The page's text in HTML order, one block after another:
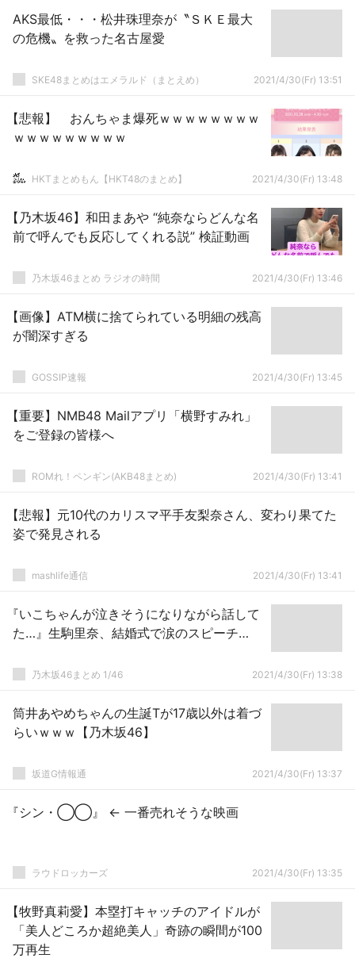
AKS最低・・・松井珠理奈が〝ＳＫＥ最大
の危機〟を救った名古屋愛
SKE48まとめはエメラルド（まとえめ） 2021/4/30(Fr) 13:51
【悲報】 おんちゃま爆死ｗｗｗｗｗｗｗｗ
ｗｗｗｗｗｗｗｗｗ
HKTまとめもん【HKT48のまとめ】 2021/4/30(Fr) 13:48
【乃木坂46】和田まあや “純奈ならどんな名
前で呼んでも反応してくれる説” 検証動画
乃木坂46まとめ ラジオの時間 2021/4/30(Fr) 13:46
【画像】ATM横に捨てられている明細の残高
が闇深すぎる
GOSSIP速報 2021/4/30(Fr) 13:45
【重要】NMB48 Mailアプリ「横野すみれ」
をご登録の皆様へ
ROMれ！ペンギン(AKB48まとめ) 2021/4/30(Fr) 13:41
【悲報】元10代のカリスマ平手友梨奈さん、変わり果てた
姿で発見される
mashlife通信 2021/4/30(Fr) 13:41
『いこちゃんが泣きそうになりながら話して
た…』生駒里奈、結婚式で涙のスピーチ…
乃木坂46まとめ 1/46 2021/4/30(Fr) 13:38
筒井あやめちゃんの生誕Tが17歳以外は着づ
らいｗｗｗ【乃木坂46】
坂道G情報通 2021/4/30(Fr) 13:37
『シン・◯◯』 ← 一番売れそうな映画
ラウドロッカーズ 2021/4/30(Fr) 13:35
【牧野真莉愛】本塁打キャッチのアイドルが
「美人どころか超絶美人」奇跡の瞬間が100
万再生